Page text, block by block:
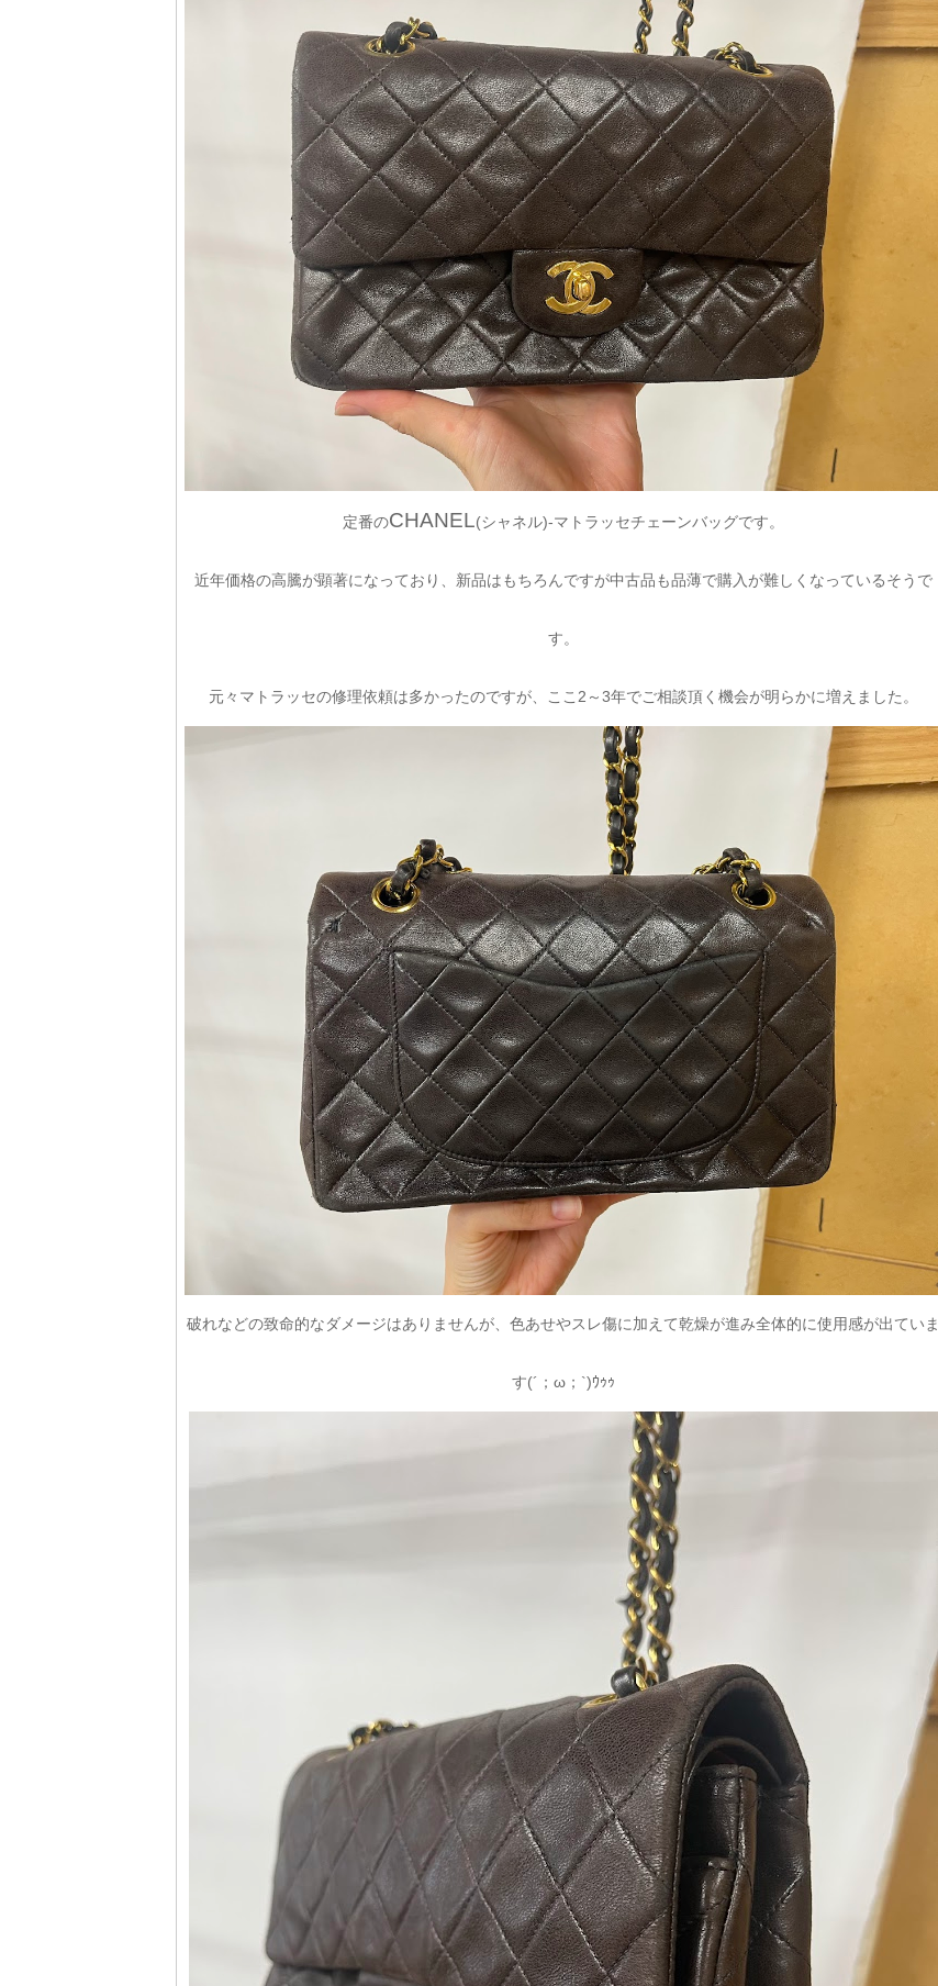
定番のCHANEL(シャネル)-マトラッセチェーンバッグです。
近年価格の高騰が顕著になっており、新品はもちろんですが中古品も品薄で購入が難しくなっているそうで
す。
元々マトラッセの修理依頼は多かったのですが、ここ2～3年でご相談頂く機会が明らかに増えました。
破れなどの致命的なダメージはありませんが、色あせやスレ傷に加えて乾燥が進み全体的に使用感が出ていま
す(´；ω；`)ｳｩｩ